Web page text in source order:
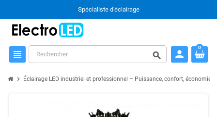
Spécialiste d'éclairage
view_headline search person
0
chevron_right Éclairage LED industriel et professionnel – Puissance, confort, économie